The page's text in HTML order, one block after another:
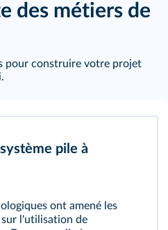
des métiers de
pour construire votre projet
.
système pile à
ont amené les
l'utilisation de